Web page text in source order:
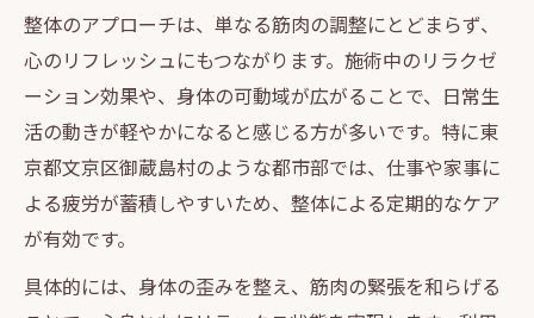
整体のアプローチは、単なる筋肉の調整にとどまらず、
心のリフレッシュにもつながります。施術中のリラクゼ
ーション効果や、身体の可動域が広がることで、日常生
活の動きが軽やかになると感じる方が多いです。特に東
京都文京区御蔵島村のような都市部では、仕事や家事に
よる疲労が蓄積しやすいため、整体による定期的なケア
が有効です。
具体的には、身体の歪みを整え、筋肉の緊張を和らげる